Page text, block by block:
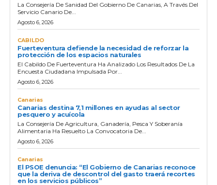
La Consejería De Sanidad Del Gobierno De Canarias, A Través Del
Servicio Canario De...
Agosto 6, 2026
CABILDO
Fuerteventura defiende la necesidad de reforzar la
protección de los espacios naturales
El Cabildo De Fuerteventura Ha Analizado Los Resultados De La
Encuesta Ciudadana Impulsada Por...
Agosto 6, 2026
Canarias
Canarias destina 7,1 millones en ayudas al sector
pesquero y acuícola
La Consejería De Agricultura, Ganadería, Pesca Y Soberanía
Alimentaria Ha Resuelto La Convocatoria De...
Agosto 6, 2026
Canarias
El PSOE denuncia: “El Gobierno de Canarias reconoce
que la deriva de descontrol del gasto traerá recortes
en los servicios públicos”